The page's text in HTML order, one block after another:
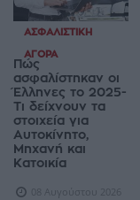
ΑΣΦΑΛΙΣΤΙΚΉ
ΑΓΟΡΆ
Πώς
ασφαλίστηκαν οι
Έλληνες το 2025-
Τι δείχνουν τα
στοιχεία για
Αυτοκίνητο,
Μηχανή και
Κατοικία
08 Αυγούστου 2026